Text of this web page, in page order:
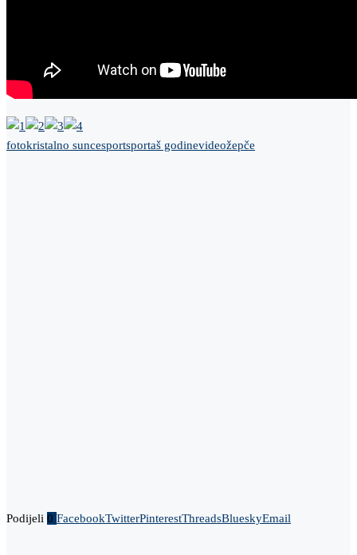
fotokristalno suncesportsportaš godinevideožepče
Podijeli 0 FacebookTwitterPinterestThreadsBlueskyEmail